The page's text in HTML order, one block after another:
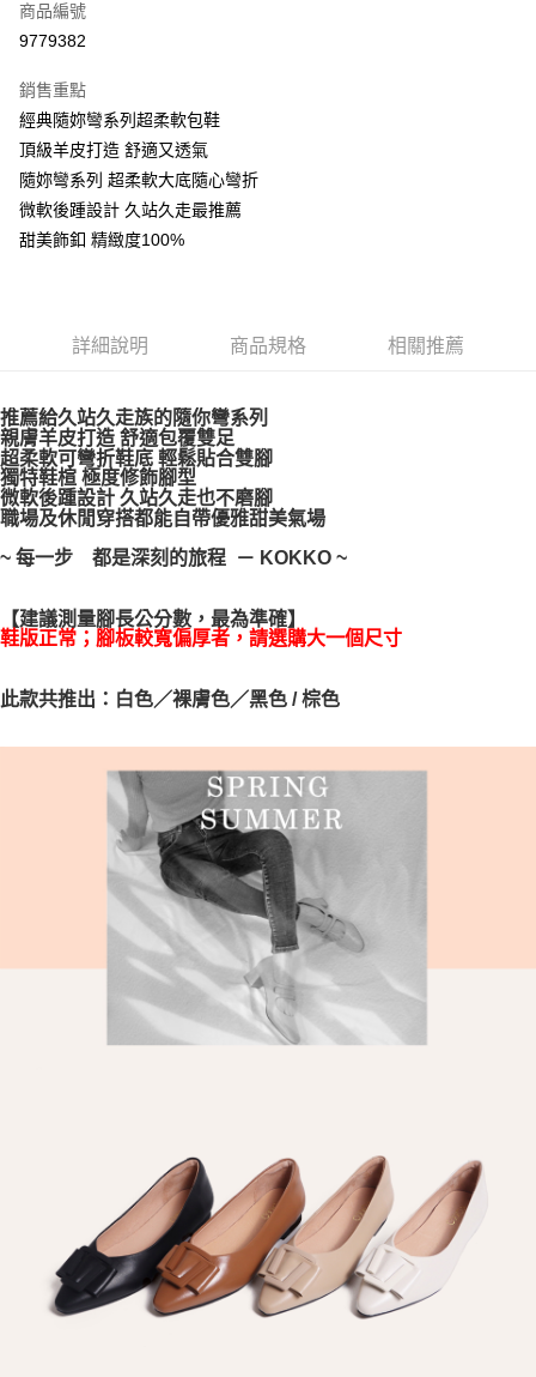
LINE Pay
街口支付
悠遊付
AFTEE先享後付
相關說明
２．便利：只要手機號碼，簡訊認證，即可結帳。
【「AFTEE先享後付」結帳流程】
１．於結帳方式選擇「AFTEE先享後付」後，將跳轉至「AFTEE先享後付」
結帳頁面，進行簡訊認證並確認金額後，即可完成結帳。
２．訂單成立數日內，您將收到繳費通知簡訊。
３．收到繳費通知簡訊後14天內，點擊此簡訊中的連結，可透過四大超商／
ATM／網路銀行／等多元方式進行付款，方視為交易完成。
購買商品的店家。未經商家同意取消之訂單仍視為有效，需透過AFTEE先享
※ 交易是否成功請以「AFTEE先享後付 」之結帳頁面顯示為準，若有關於
是否繳費成功／繳費後需取消欲退款等相關疑問，請聯繫「AFTEE先享後付
客戶支援中心」https://netprotections.freshdesk.com/support/home
【注意事項】
１．透過由恩沛科技股份有限公司提供之「AFTEE先享後付」服務完成之交
２．關於個人資料處理事宜，請瀏覽以下網址：
https://aftee.tw/terms/#terms3
３．未成年的使用者請事先徵得法定代理人或監護人之同意方可使用
「AFTEE先享後付」，若未經同意申辦者引起之損失，本公司不負相關責
４．使用「AFTEE先享後付」時，將依據個別帳號之用戶狀況，依本公司即
時審查核予不同之上限額度；若仍有額度不足之情形，本公司將視審查結果
請求用戶進行身份認證。
５．嚴禁一人註冊多個帳號或使用他人資訊註冊。若發現惡意使用之情形，
恩沛科技股份有限公司將有權停止該用戶之使用額度並採取法律行動。
運送方式
每筆NT$100，滿NT$999(含以上)免運費
商品編號
9779382
銷售重點
經典隨妳彎系列超柔軟包鞋
頂級羊皮打造 舒適又透氣
隨妳彎系列 超柔軟大底隨心彎折
微軟後踵設計 久站久走最推薦
甜美飾釦 精緻度100%
詳細說明 商品規格 相關推薦
推薦給久站久走族的隨你彎系列
親膚羊皮打造 舒適包覆雙足
超柔軟可彎折鞋底 輕鬆貼合雙腳
獨特鞋楦 極度修飾腳型
微軟後踵設計 久站久走也不磨腳
職場及休閒穿搭都能自帶優雅甜美氣場
~ 每一步 都是深刻的旅程 － KOKKO ~
【建議測量腳長公分數，最為準確】
鞋版正常；腳板較寬偏厚者，請選購大一個尺寸
此款共推出：白色／裸膚色／黑色 / 棕色